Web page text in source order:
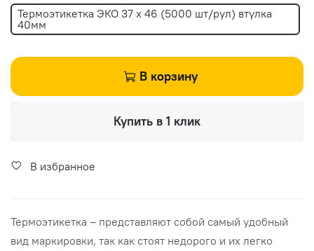
Термоэтикетка ЭКО 37 х 46 (5000 шт/рул) втулка
40мм
В корзину
Купить в 1 клик
В избранное
Термоэтикетка – представляют собой самый удобный
вид маркировки, так как стоят недорого и их легко